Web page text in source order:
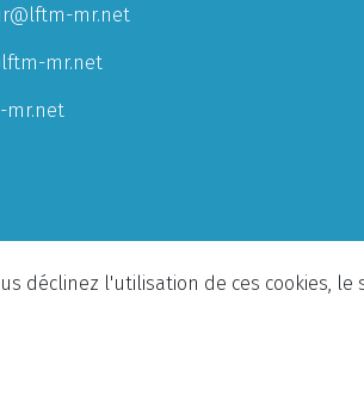
mr.net
mr.net
mr.net
déclinez l'utilisation de ces cookies,